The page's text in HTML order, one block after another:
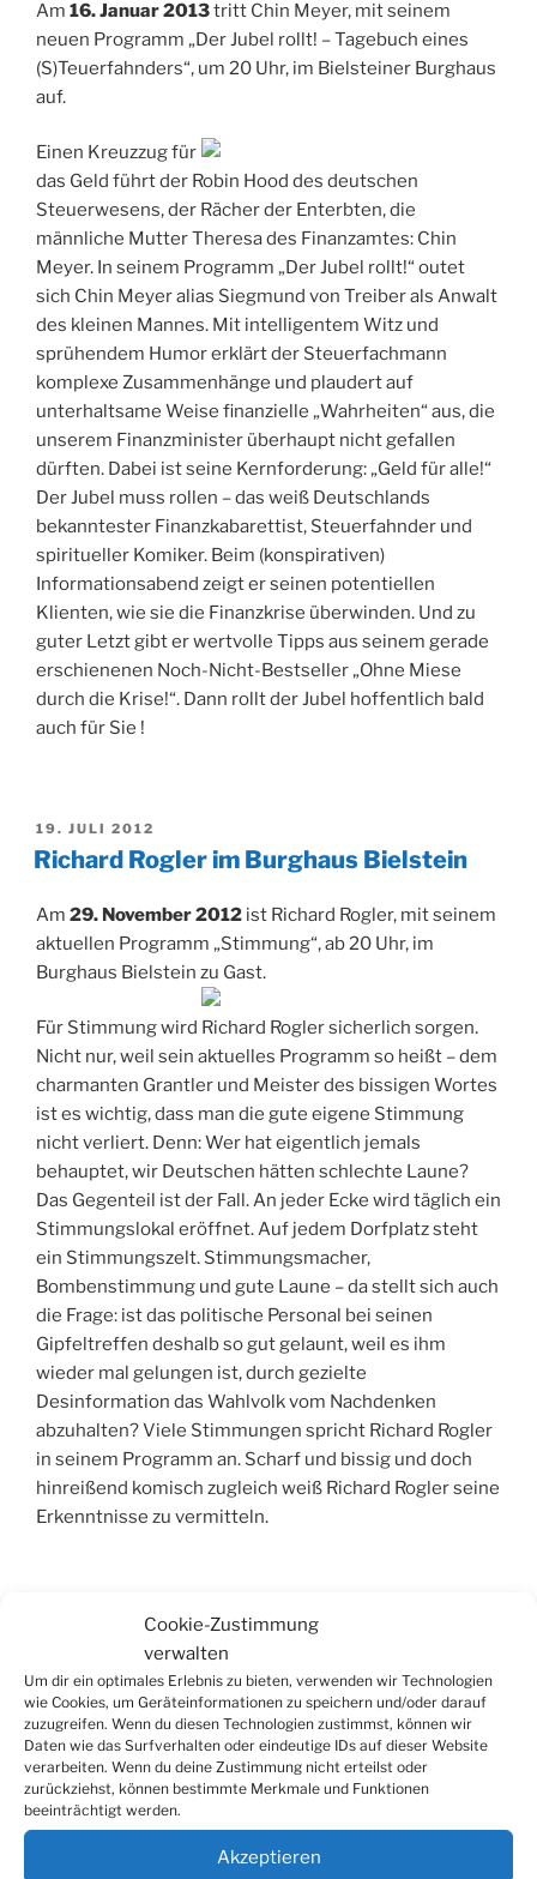
Cookie-Zustimmung
verwalten
Um dir ein optimales Erlebnis zu bieten, verwenden wir Technologien
wie Cookies, um Geräteinformationen zu speichern und/oder darauf
zuzugreifen. Wenn du diesen Technologien zustimmst, können wir
Daten wie das Surfverhalten oder eindeutige IDs auf dieser Website
verarbeiten. Wenn du deine Zustimmung nicht erteilst oder
zurückziehst, können bestimmte Merkmale und Funktionen
beeinträchtigt werden.
Akzeptieren
Am 16. Januar 2013tritt Chin Meyer, mit seinem
neuen Programm „Der Jubel rollt! – Tagebuch eines
(S)Teuerfahnders“, um 20 Uhr, im Bielsteiner Burghaus
auf.
Einen Kreuzzug für
das Geld führt der Robin Hood des deutschen
Steuerwesens, der Rächer der Enterbten, die
männliche Mutter Theresa des Finanzamtes: Chin
Meyer. In seinem Programm „Der Jubel rollt!“ outet
sich Chin Meyer alias Siegmund von Treiber als Anwalt
des kleinen Mannes. Mit intelligentem Witz und
sprühendem Humor erklärt der Steuerfachmann
komplexe Zusammenhänge und plaudert auf
unterhaltsame Weise finanzielle „Wahrheiten“ aus, die
unserem Finanzminister überhaupt nicht gefallen
dürften. Dabei ist seine Kernforderung: „Geld für alle!“
Der Jubel muss rollen – das weiß Deutschlands
bekanntester Finanzkabarettist, Steuerfahnder und
spiritueller Komiker. Beim (konspirativen)
Informationsabend zeigt er seinen potentiellen
Klienten, wie sie die Finanzkrise überwinden. Und zu
guter Letzt gibt er wertvolle Tipps aus seinem gerade
erschienenen Noch-Nicht-Bestseller „Ohne Miese
durch die Krise!“. Dann rollt der Jubel hoffentlich bald
auch für Sie !
VERÖFFENTLICHT
AM
19. JULI 2012
Richard Rogler im Burghaus Bielstein
Am 29. November 2012 ist Richard Rogler, mit seinem
aktuellen Programm „Stimmung“, ab 20 Uhr, im
Burghaus Bielstein zu Gast.
Für Stimmung wird Richard Rogler sicherlich sorgen.
Nicht nur, weil sein aktuelles Programm so heißt – dem
charmanten Grantler und Meister des bissigen Wortes
ist es wichtig, dass man die gute eigene Stimmung
nicht verliert. Denn: Wer hat eigentlich jemals
behauptet, wir Deutschen hätten schlechte Laune?
Das Gegenteil ist der Fall. An jeder Ecke wird täglich ein
Stimmungslokal eröffnet. Auf jedem Dorfplatz steht
ein Stimmungszelt. Stimmungsmacher,
Bombenstimmung und gute Laune – da stellt sich auch
die Frage: ist das politische Personal bei seinen
Gipfeltreffen deshalb so gut gelaunt, weil es ihm
wieder mal gelungen ist, durch gezielte
Desinformation das Wahlvolk vom Nachdenken
abzuhalten? Viele Stimmungen spricht Richard Rogler
in seinem Programm an. Scharf und bissig und doch
hinreißend komisch zugleich weiß Richard Rogler seine
Erkenntnisse zu vermitteln.
VERÖFFENTLICHT
19. JULI 2012
Ingolf Lück im Burghaus Bielstein
Am14. September 2012tritt Ingolf Lück, mit seinem
neuen Programm „Lück im Glück“, um 20 Uhr, im
Burghaus auf.
Ein ungeheurer Facettenreichtum steckt in Ingolf Lück.
Schon in der „Wochenshow“ zeigte der